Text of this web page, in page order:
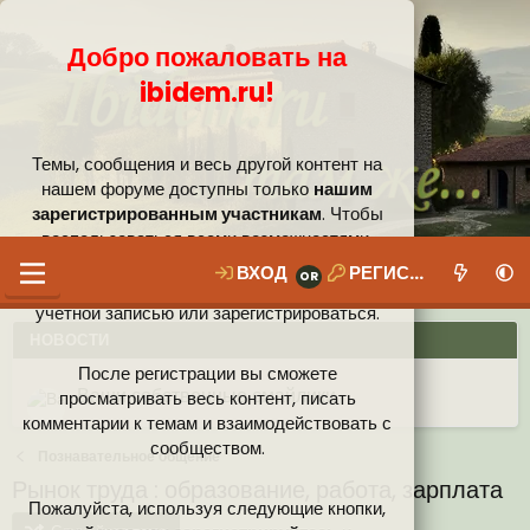
Добро пожаловать на
ibidem.ru!
Темы, сообщения и весь другой контент на
нашем форуме доступны только нашим
зарегистрированным участникам. Чтобы
воспользоваться всеми возможностями,
которые предлагает наше сообщество, вам
необходимо войти в систему под своей
учётной записью или зарегистрироваться.
После регистрации вы сможете
просматривать весь контент, писать
комментарии к темам и взаимодействовать с
сообществом.
Пожалуйста, используя следующие кнопки,
ВХОД РЕГИСТРАЦИЯ
Иконки пользователя
Ваши собственные смайлики
Аналитика от Ассистента
Новая система рейтинга (оценок) на форуме
Познавательное общение
Рынок труда : образование, работа, зарплата